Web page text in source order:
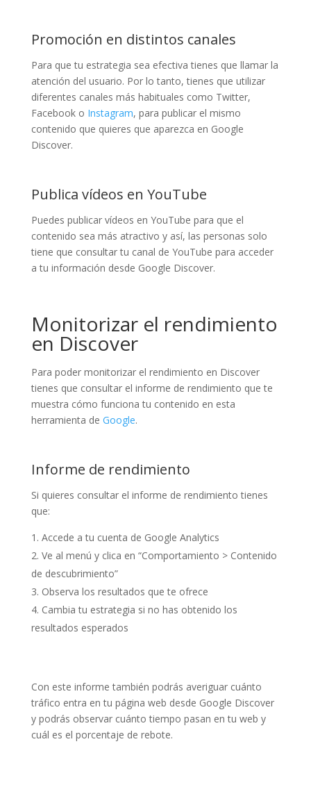
Promoción en distintos canales
Para que tu estrategia sea efectiva tienes que llamar la
atención del usuario. Por lo tanto, tienes que utilizar
diferentes canales más habituales como Twitter,
Facebook o Instagram, para publicar el mismo
contenido que quieres que aparezca en Google
Discover.
Publica vídeos en YouTube
Puedes publicar vídeos en YouTube para que el
contenido sea más atractivo y así, las personas solo
tiene que consultar tu canal de YouTube para acceder
a tu información desde Google Discover.
Monitorizar el rendimiento
en Discover
Para poder monitorizar el rendimiento en Discover
tienes que consultar el informe de rendimiento que te
muestra cómo funciona tu contenido en esta
herramienta de Google.
Informe de rendimiento
Si quieres consultar el informe de rendimiento tienes
que:
Accede a tu cuenta de Google Analytics
Ve al menú y clica en “Comportamiento > Contenido
de descubrimiento”
Observa los resultados que te ofrece
Cambia tu estrategia si no has obtenido los
resultados esperados
Con este informe también podrás averiguar cuánto
tráfico entra en tu página web desde Google Discover
y podrás observar cuánto tiempo pasan en tu web y
cuál es el porcentaje de rebote.